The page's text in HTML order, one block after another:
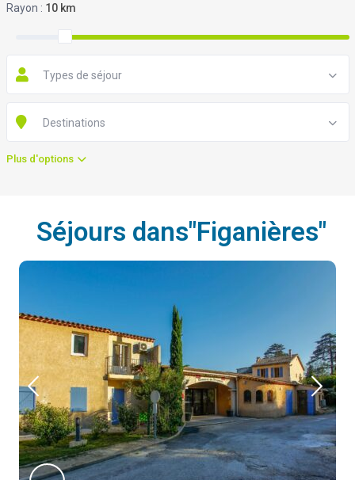
Rayon : 10 km
Types de séjour
Destinations
Plus d'options
Séjours dans"Figanières"